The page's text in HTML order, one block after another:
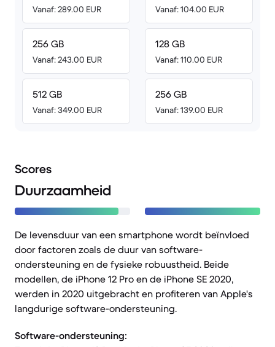
Vanaf: 289.00 EUR
256 GB
Vanaf: 243.00 EUR
512 GB
Vanaf: 349.00 EUR
Vanaf: 104.00 EUR
128 GB
Vanaf: 110.00 EUR
256 GB
Vanaf: 139.00 EUR
Scores
Duurzaamheid
De levensduur van een smartphone wordt beïnvloed
door factoren zoals de duur van software-
ondersteuning en de fysieke robuustheid. Beide
modellen, de iPhone 12 Pro en de iPhone SE 2020,
werden in 2020 uitgebracht en profiteren van Apple's
langdurige software-ondersteuning.
Software-ondersteuning: